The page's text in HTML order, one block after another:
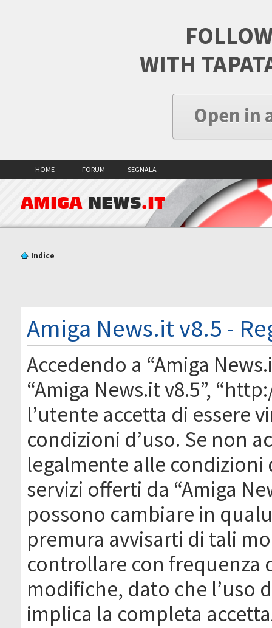
WITH
Open in
HOME FORUM SEGNALA
AMIGA NEWS.IT
Indice
Amiga News.it v8.5 -
Accedendo a “Amiga
“Amiga News.it v8.5”,
l’utente accetta di essere
condizioni d’uso. Se non
legalmente alle condizioni
servizi offerti da “Amiga
possono cambiare in
premura avvisarti di tali
controllare con frequenza
modifiche, dato che l’uso
implica la completa